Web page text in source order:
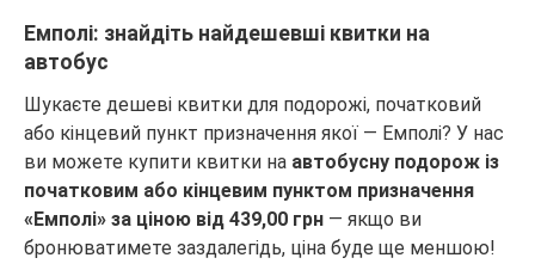
Емполі: знайдіть найдешевші квитки на
автобус
Шукаєте дешеві квитки для подорожі, початковий
або кінцевий пункт призначення якої — Емполі? У нас
ви можете купити квитки на автобусну подорож із
початковим або кінцевим пунктом призначення
«Емполі» за ціною від 439,00 грн — якщо ви
бронюватимете заздалегідь, ціна буде ще меншою!